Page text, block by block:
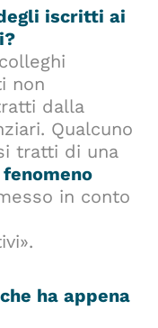
iscritti ai
non
dalla
Qualcuno
tratti di una
fenomeno
in conto
ha appena